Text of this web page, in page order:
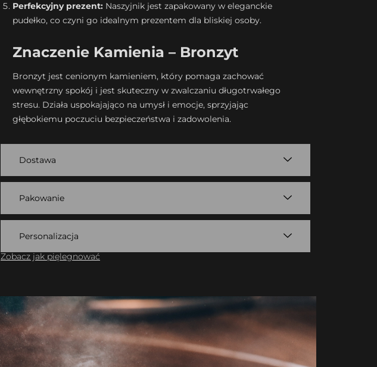
Perfekcyjny prezent: Naszyjnik jest zapakowany w eleganckie
pudełko, co czyni go idealnym prezentem dla bliskiej osoby.
Znaczenie Kamienia – Bronzyt
Bronzyt jest cenionym kamieniem, który pomaga zachować
wewnętrzny spokój i jest skuteczny w zwalczaniu długotrwałego
stresu. Działa uspokajająco na umysł i emocje, sprzyjając
głębokiemu poczuciu bezpieczeństwa i zadowolenia.
Dostawa
Pakowanie
Personalizacja
Zobacz jak pięlegnować